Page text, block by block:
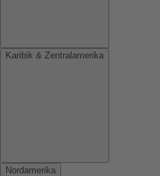
Karibik & Zentralamerika
Nordamerika